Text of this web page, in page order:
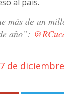
más de un
año”:
7 de